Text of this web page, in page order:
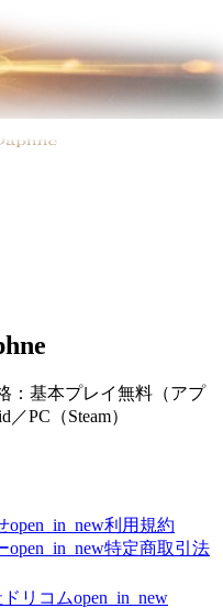
：基本プレイ無料（アプ
PC（Steam）
open_in_new利用規約
open_in_new特定商取引法
リコムopen_in_new